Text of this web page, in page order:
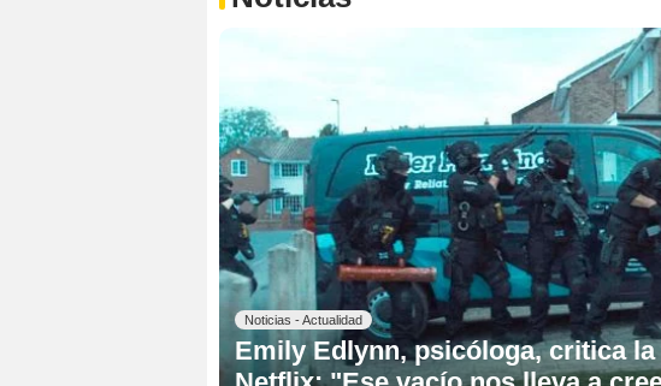
Noticias - Actualidad
Emily Edlynn, psicóloga, critica